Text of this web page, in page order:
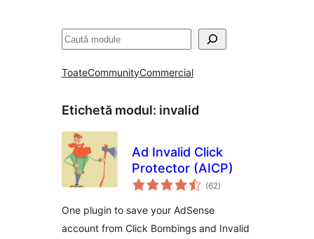
Caută
ToateCommunityCommercial
Etichetă modul: invalid
Ad Invalid Click
Protector (AICP)
(62total
aprecieri
)
One plugin to save your AdSense
account from Click Bombings and Invalid